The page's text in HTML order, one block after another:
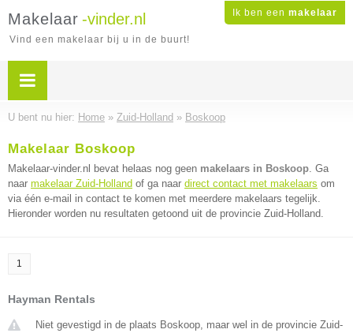
Ik ben een makelaar
Makelaar -vinder.nl
Vind een makelaar bij u in de buurt!
U bent nu hier: Home » Zuid-Holland » Boskoop
Makelaar Boskoop
Makelaar-vinder.nl bevat helaas nog geen makelaars in Boskoop. Ga
naar makelaar Zuid-Holland of ga naar direct contact met makelaars om
via één e-mail in contact te komen met meerdere makelaars tegelijk.
Hieronder worden nu resultaten getoond uit de provincie Zuid-Holland.
1
Hayman Rentals
Niet gevestigd in de plaats Boskoop, maar wel in de provincie Zuid-